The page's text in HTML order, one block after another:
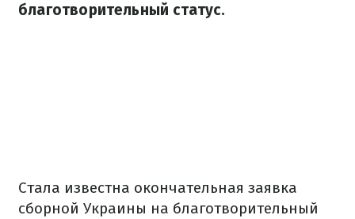
благотворительный статус.
Стала известна окончательная заявка
сборной Украины на благотворительный